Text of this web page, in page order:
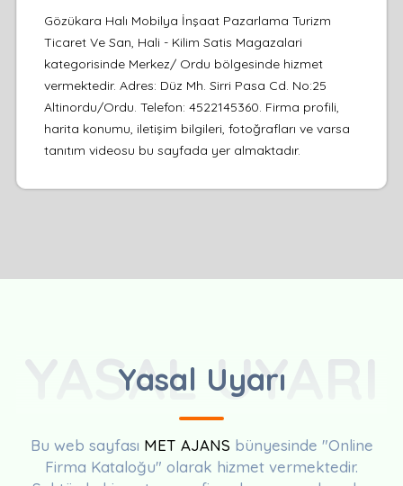
Gözükara Halı Mobilya İnşaat Pazarlama Turizm
Ticaret Ve San, Hali - Kilim Satis Magazalari
kategorisinde Merkez/ Ordu bölgesinde hizmet
vermektedir. Adres: Düz Mh. Sirri Pasa Cd. No:25
Altinordu/Ordu. Telefon: 4522145360. Firma profili,
harita konumu, iletişim bilgileri, fotoğrafları ve varsa
tanıtım videosu bu sayfada yer almaktadır.
Yasal Uyarı
YASAL UYARI
Bu web sayfası MET AJANS bünyesinde "Online
Firma Kataloğu" olarak hizmet vermektedir.